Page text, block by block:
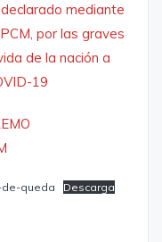
mediante
por las graves
de la nación a
19
queda Descarga